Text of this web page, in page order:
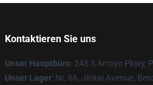
Kontaktieren Sie uns
Unser Hauptbüro: 245 S Arroyo Pkwy,
Unser Lager: Nr. 66, Jinkai Avenue,